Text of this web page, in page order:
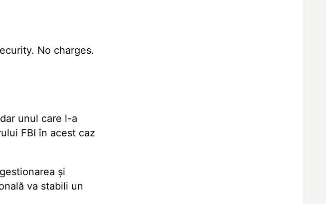
No charges.
unul care l-a
FBI în acest caz
și
va stabili un